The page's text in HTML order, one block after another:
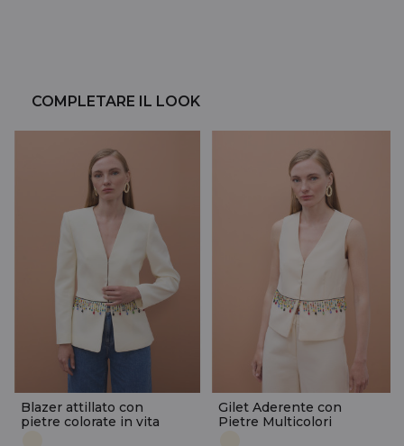
COMPLETARE IL LOOK
Blazer attillato con
pietre colorate in vita
Gilet Aderente con
Pietre Multicolori